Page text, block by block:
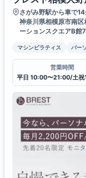
さがみ野駅から車で
神奈川県相模原市南
ーションスクエアB館
マシンピラティス パー
営業時間